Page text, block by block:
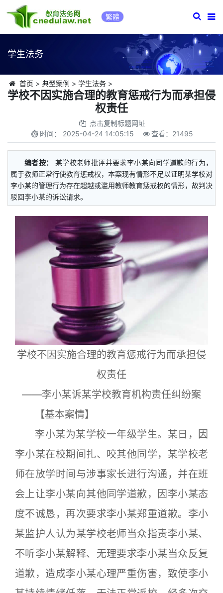
繁體
学生法务
首页 > 典型案例 > 学生法务>
学校不因实施合理的教育惩戒行为而承担侵
权责任
点击复制标题网址
时间： 2025-04-24 14:05:15 查看： 21495
编者按：
某学校老师批评并要求李小某向同学道歉的行为，
属于教师正常行使教育惩戒权，本案现有情形不足以证明某学校对
李小某的管理行为存在超越或滥用教师教育惩戒权的情形，故判决
驳回李小某的诉讼请求。
学校不因实施合理的教育惩戒行为而承担侵
权责任
——李小某诉某学校教育机构责任纠纷案
【基本案情】
李小某为某学校一年级学生。某日，因
李小某在校期间扎、咬其他同学，某学校老
师在放学时间与涉事家长进行沟通，并在班
会上让李小某向其他同学道歉，因李小某态
度不诚恳，再次要求李小某郑重道歉。李小
某监护人认为某学校老师当众指责李小某、
不听李小某解释、无理要求李小某当众反复
道歉，造成李小某心理严重伤害，致使李小